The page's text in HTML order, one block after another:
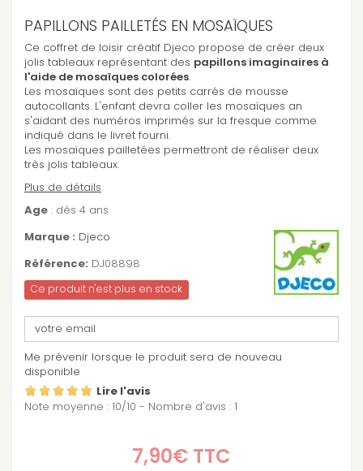
PAPILLONS PAILLETÉS EN MOSAÏQUES
Ce coffret de loisir créatif Djeco propose de créer deux
jolis tableaux représentant des papillons imaginaires à
l'aide de mosaïques colorées.
Les mosaïques sont des petits carrés de mousse
autocollants. L'enfant devra coller les mosaïques an
s'aidant des numéros imprimés sur la fresque comme
indiqué dans le livret fourni.
Les mosaïques pailletées permettront de réaliser deux
très jolis tableaux.
Plus de détails
Age : dès 4 ans
Marque : Djeco
Référence: DJ08898
Ce produit n'est plus en stock
Me prévenir lorsque le produit sera de nouveau
disponible
Lire l'avis
Note moyenne : 10/10 - Nombre d'avis : 1
7,90€ TTC